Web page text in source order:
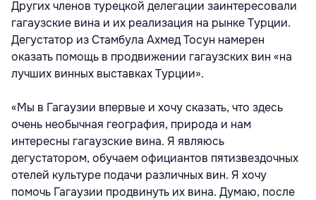
Других членов турецкой делегации заинтересовали
гагаузские вина и их реализация на рынке Турции.
Дегустатор из Стамбула Ахмед Тосун намерен
оказать помощь в продвижении гагаузских вин «на
лучших винных выставках Турции».
«Мы в Гагаузии впервые и хочу сказать, что здесь
очень необычная география, природа и нам
интересны гагаузские вина. Я являюсь
дегустатором, обучаем официантов пятизвездочных
отелей культуре подачи различных вин. Я хочу
помочь Гагаузии продвинуть их вина. Думаю, после